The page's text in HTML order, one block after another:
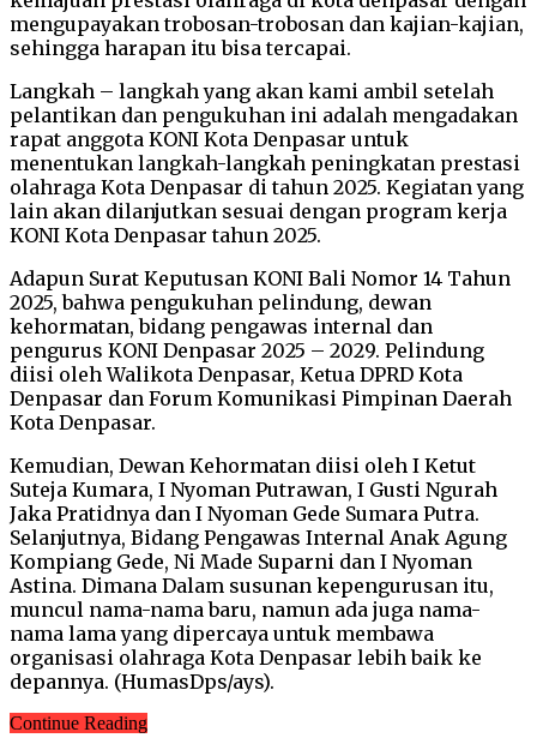
mengupayakan trobosan-trobosan dan kajian-kajian,
sehingga harapan itu bisa tercapai.
Langkah – langkah yang akan kami ambil setelah
pelantikan dan pengukuhan ini adalah mengadakan
rapat anggota KONI Kota Denpasar untuk
menentukan langkah-langkah peningkatan prestasi
olahraga Kota Denpasar di tahun 2025. Kegiatan yang
lain akan dilanjutkan sesuai dengan program kerja
KONI Kota Denpasar tahun 2025.
Adapun Surat Keputusan KONI Bali Nomor 14 Tahun
2025, bahwa pengukuhan pelindung, dewan
kehormatan, bidang pengawas internal dan
pengurus KONI Denpasar 2025 – 2029. Pelindung
diisi oleh Walikota Denpasar, Ketua DPRD Kota
Denpasar dan Forum Komunikasi Pimpinan Daerah
Kota Denpasar.
Kemudian, Dewan Kehormatan diisi oleh I Ketut
Suteja Kumara, I Nyoman Putrawan, I Gusti Ngurah
Jaka Pratidnya dan I Nyoman Gede Sumara Putra.
Selanjutnya, Bidang Pengawas Internal Anak Agung
Kompiang Gede, Ni Made Suparni dan I Nyoman
Astina. Dimana Dalam susunan kepengurusan itu,
muncul nama-nama baru, namun ada juga nama-
nama lama yang dipercaya untuk membawa
organisasi olahraga Kota Denpasar lebih baik ke
depannya. (HumasDps/ays).
Continue Reading